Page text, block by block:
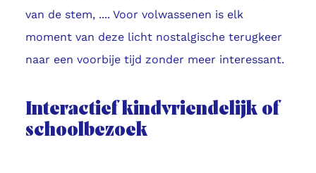
van de stem, .... Voor volwassenen is elk
moment van deze licht nostalgische terugkeer
naar een voorbije tijd zonder meer interessant.
Interactief kindvriendelijk of
schoolbezoek